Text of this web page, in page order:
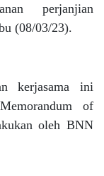
perjanjian
(08/03/23).
kerjasama ini
of
oleh BNN